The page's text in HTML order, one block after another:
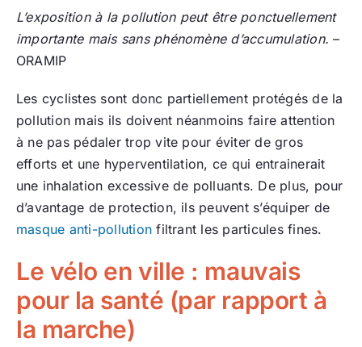
L’exposition à la pollution peut être ponctuellement
importante mais sans phénomène d’accumulation. –
ORAMIP
Les cyclistes sont donc partiellement protégés de la
pollution mais ils doivent néanmoins faire attention
à ne pas pédaler trop vite pour éviter de gros
efforts et une hyperventilation, ce qui entrainerait
une inhalation excessive de polluants. De plus, pour
d’avantage de protection, ils peuvent s’équiper de
masque anti-pollution filtrant les particules fines.
Le vélo en ville : mauvais
pour la santé (par rapport à
la marche)